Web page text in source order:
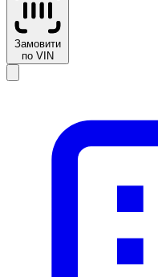
Замовити
по VIN